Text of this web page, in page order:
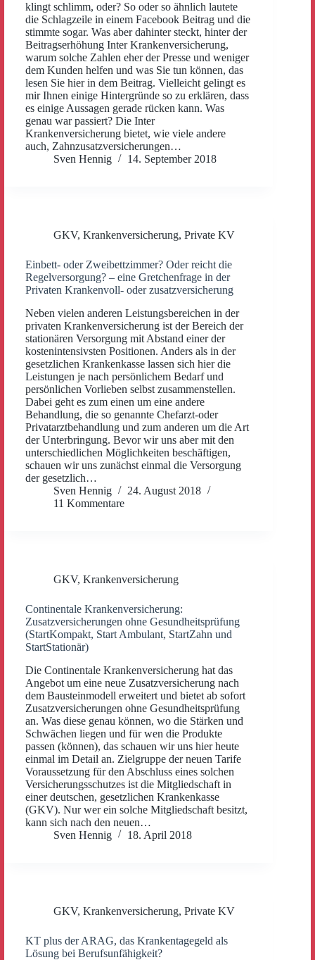
klingt schlimm, oder? So oder so ähnlich lautete
die Schlagzeile in einem Facebook Beitrag und die
stimmte sogar. Was aber dahinter steckt, hinter der
Beitragserhöhung Inter Krankenversicherung,
warum solche Zahlen eher der Presse und weniger
dem Kunden helfen und was Sie tun können, das
lesen Sie hier in dem Beitrag. Vielleicht gelingt es
mir Ihnen einige Hintergründe so zu erklären, dass
es einige Aussagen gerade rücken kann. Was
genau war passiert? Die Inter
Krankenversicherung bietet, wie viele andere
auch, Zahnzusatzversicherungen…
Sven Hennig
14. September 2018
GKV, Krankenversicherung, Private KV
Einbett- oder Zweibettzimmer? Oder reicht die
Regelversorgung? – eine Gretchenfrage in der
Privaten Krankenvoll- oder zusatzversicherung
Neben vielen anderen Leistungsbereichen in der
privaten Krankenversicherung ist der Bereich der
stationären Versorgung mit Abstand einer der
kostenintensivsten Positionen. Anders als in der
gesetzlichen Krankenkasse lassen sich hier die
Leistungen je nach persönlichem Bedarf und
persönlichen Vorlieben selbst zusammenstellen.
Dabei geht es zum einen um eine andere
Behandlung, die so genannte Chefarzt-oder
Privatarztbehandlung und zum anderen um die Art
der Unterbringung. Bevor wir uns aber mit den
unterschiedlichen Möglichkeiten beschäftigen,
schauen wir uns zunächst einmal die Versorgung
der gesetzlich…
Sven Hennig
24. August 2018
11 Kommentare
GKV, Krankenversicherung
Continentale Krankenversicherung:
Zusatzversicherungen ohne Gesundheitsprüfung
(StartKompakt, Start Ambulant, StartZahn und
StartStationär)
Die Continentale Krankenversicherung hat das
Angebot um eine neue Zusatzversicherung nach
dem Bausteinmodell erweitert und bietet ab sofort
Zusatzversicherungen ohne Gesundheitsprüfung
an. Was diese genau können, wo die Stärken und
Schwächen liegen und für wen die Produkte
passen (können), das schauen wir uns hier heute
einmal im Detail an. Zielgruppe der neuen Tarife
Voraussetzung für den Abschluss eines solchen
Versicherungsschutzes ist die Mitgliedschaft in
einer deutschen, gesetzlichen Krankenkasse
(GKV). Nur wer ein solche Mitgliedschaft besitzt,
kann sich nach den neuen…
Sven Hennig
18. April 2018
GKV, Krankenversicherung, Private KV
KT plus der ARAG, das Krankentagegeld als
Lösung bei Berufsunfähigkeit?